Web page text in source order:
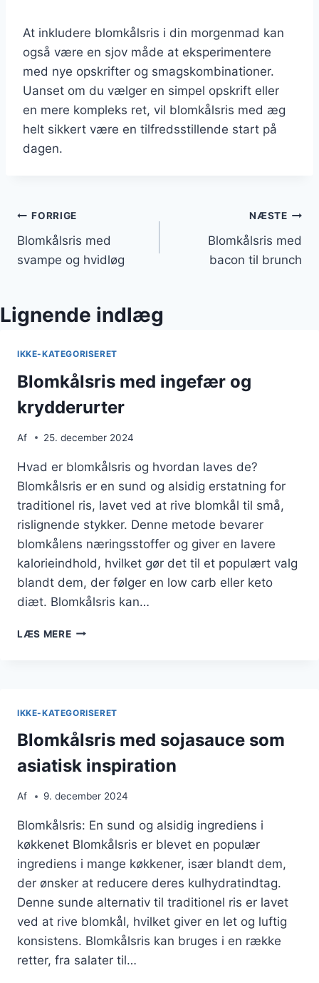
At inkludere blomkålsris i din morgenmad kan
også være en sjov måde at eksperimentere
med nye opskrifter og smagskombinationer.
Uanset om du vælger en simpel opskrift eller
en mere kompleks ret, vil blomkålsris med æg
helt sikkert være en tilfredsstillende start på
dagen.
Indlægsnavigation
FORRIGE
Blomkålsris med
svampe og hvidløg
NÆSTE
Blomkålsris med
bacon til brunch
Lignende indlæg
IKKE-KATEGORISERET
Blomkålsris med ingefær og
krydderurter
Af 25. december 2024
Hvad er blomkålsris og hvordan laves de?
Blomkålsris er en sund og alsidig erstatning for
traditionel ris, lavet ved at rive blomkål til små,
rislignende stykker. Denne metode bevarer
blomkålens næringsstoffer og giver en lavere
kalorieindhold, hvilket gør det til et populært valg
blandt dem, der følger en low carb eller keto
diæt. Blomkålsris kan…
LÆS MEREBLOMKÅLSRIS
IKKE-KATEGORISERET
Blomkålsris med sojasauce som
asiatisk inspiration
Af 9. december 2024
Blomkålsris: En sund og alsidig ingrediens i
køkkenet Blomkålsris er blevet en populær
ingrediens i mange køkkener, især blandt dem,
der ønsker at reducere deres kulhydratindtag.
Denne sunde alternativ til traditionel ris er lavet
ved at rive blomkål, hvilket giver en let og luftig
konsistens. Blomkålsris kan bruges i en række
retter, fra salater til…